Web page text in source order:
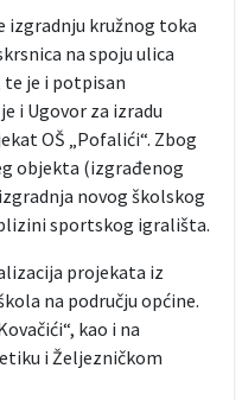
izgradnju kružnog toka
na spoju ulica
te je i potpisan
i Ugovor za izradu
OŠ „Pofalići“. Zbog
objekta (izgrađenog
novog školskog
sportskog igrališta.
projekata iz
na području općine.
kao i na
i Željezničkom